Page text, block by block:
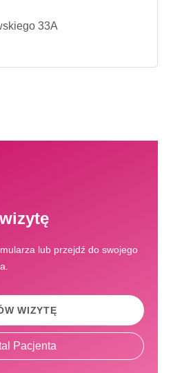
33A
lub przejdź do swojego
WIZYTĘ
Pacjenta